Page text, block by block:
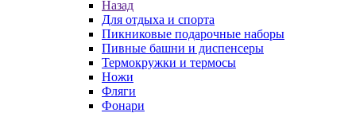
Назад
Для отдыха и спорта
Пикниковые подарочные наборы
Пивные башни и диспенсеры
Термокружки и термосы
Ножи
Фляги
Фонари